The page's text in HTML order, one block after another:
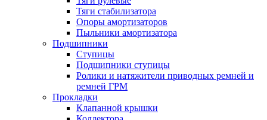
Тяги стабилизатора
Опоры амортизаторов
Пыльники амортизатора
Подшипники
Ступицы
Подшипники ступицы
Ролики и натяжители приводных ремней и
ремней ГРМ
Прокладки
Клапанной крышки